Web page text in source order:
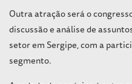
Outra atração será o
discussão e análise de
setor em Sergipe, com a
segmento.